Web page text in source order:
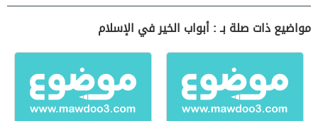
مواضيع ذات صلة بـ : أبواب الخير في الإسلام